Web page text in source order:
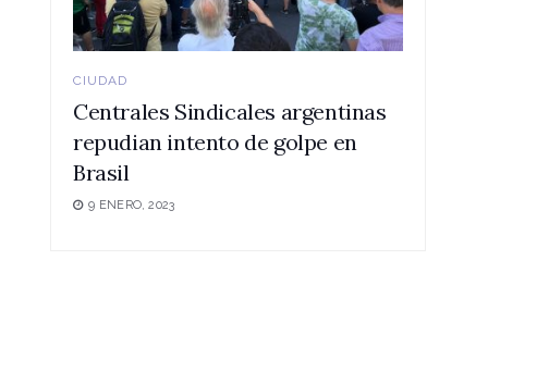
CIUDAD
Centrales Sindicales argentinas
repudian intento de golpe en
Brasil
9 ENERO, 2023